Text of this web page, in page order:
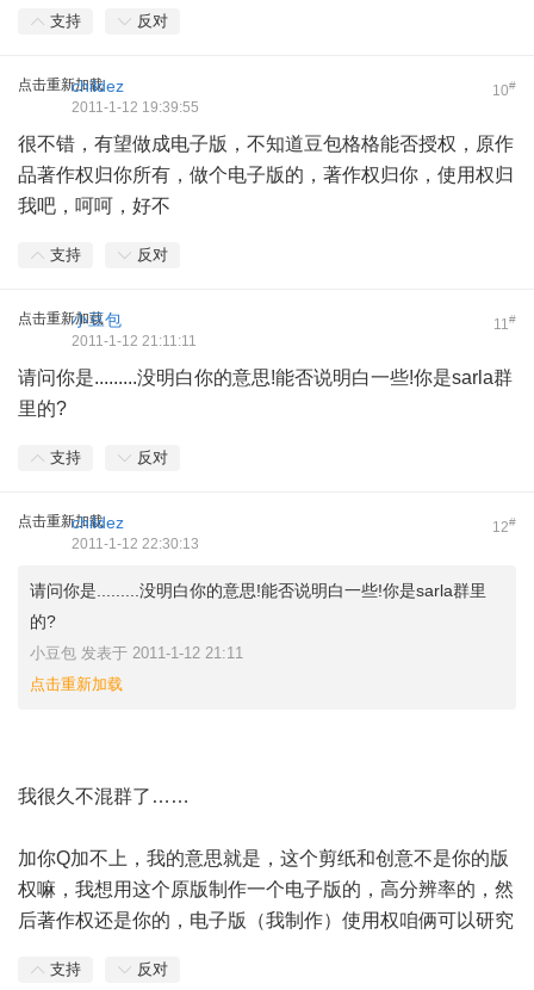
支持 反对
点击重新加载 10#
childez
2011-1-12 19:39:55
很不错，有望做成电子版，不知道豆包格格能否授权，原作
品著作权归你所有，做个电子版的，著作权归你，使用权归
我吧，呵呵，好不
支持 反对
点击重新加载 11#
小豆包
2011-1-12 21:11:11
请问你是.........没明白你的意思!能否说明白一些!你是sarla群
里的?
支持 反对
点击重新加载 12#
childez
2011-1-12 22:30:13
请问你是.........没明白你的意思!能否说明白一些!你是sarla群里
的?
小豆包 发表于 2011-1-12 21:11
点击重新加载
我很久不混群了……
加你Q加不上，我的意思就是，这个剪纸和创意不是你的版
权嘛，我想用这个原版制作一个电子版的，高分辨率的，然
后著作权还是你的，电子版（我制作）使用权咱俩可以研究
支持 反对